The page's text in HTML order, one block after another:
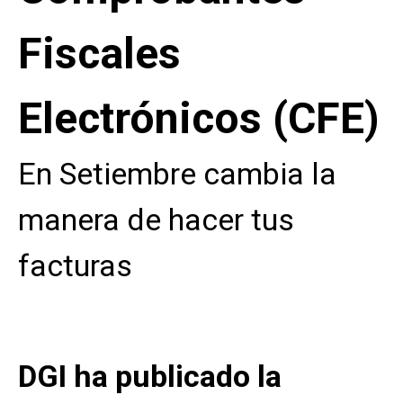
Fiscales
Electrónicos (CFE)
En Setiembre cambia la
manera de hacer tus
facturas
DGI ha publicado la